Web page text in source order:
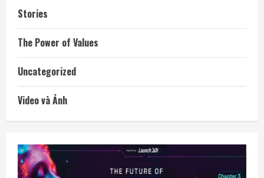
Stories
The Power of Values
Uncategorized
Video và Ảnh